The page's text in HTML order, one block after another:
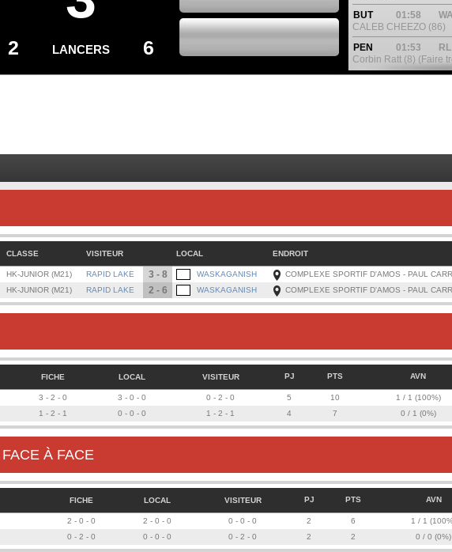
LANCERS
2 6
BUT
01:58
CALEB CHEEZO (86)
PEN
01:53 RL
Corbin Ratt (8) (Faire
Blackned)
CLASSE VISITEUR LOCAL ENDROIT
HK-JUNIOR (M21) RAPID LAKE 3 - 8 WASKAGANISH
COMPLEXE SPORTIF D'AMOS - PAUL
HK-JUNIOR (M21) RAPID LAKE 2 - 6 WASKAGANISH COMPLEXE SPORTIF D'AMOS - PAUL
FICHE LOCAL VISITEUR PJ PTS AVN
3 - 2 - 0 3 - 0 - 0 0 - 2 - 0 5 10 1 / 1 (100%)
1 - 2 - 1 0 - 0 - 0 1 - 2 - 1 4 7 0 / 1 (0%)
À FACE
FICHE LOCAL VISITEUR PJ PTS AVN
2 - 0 - 0 2 - 0 - 0 0 - 0 - 0 2 6 1 / 1
0 - 2 - 0 0 - 0 - 0 0 - 2 - 0 2 2 0 / 0 (0%)